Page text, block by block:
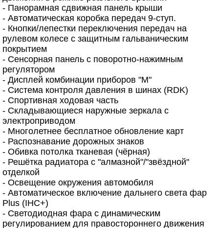
- Панорамная сдвижная панель крыши
- Автоматическая коробка передач 9-ступ.
- Кнопки/лепестки переключения передач на
рулевом колесе с защитным гальваническим
покрытием
- Сенсорная панель с поворотно-нажимным
регулятором
- Дисплей комбинации приборов "М"
- Система контроля давления в шинах (RDK)
- Спортивная ходовая часть
- Складывающиеся наружные зеркала с
электроприводом
- Многолетнее бесплатное обновление карт
- Распознавание дорожных знаков
- Обивка потолка тканевая (чёрная)
- Решётка радиатора с "алмазной"/"звёздной"
отделкой
- Освещение окружения автомобиля
- Автоматическое включение дальнего света фар
Plus (IHC+)
- Светодиодная фара с динамическим
регулированием для правостороннего движения